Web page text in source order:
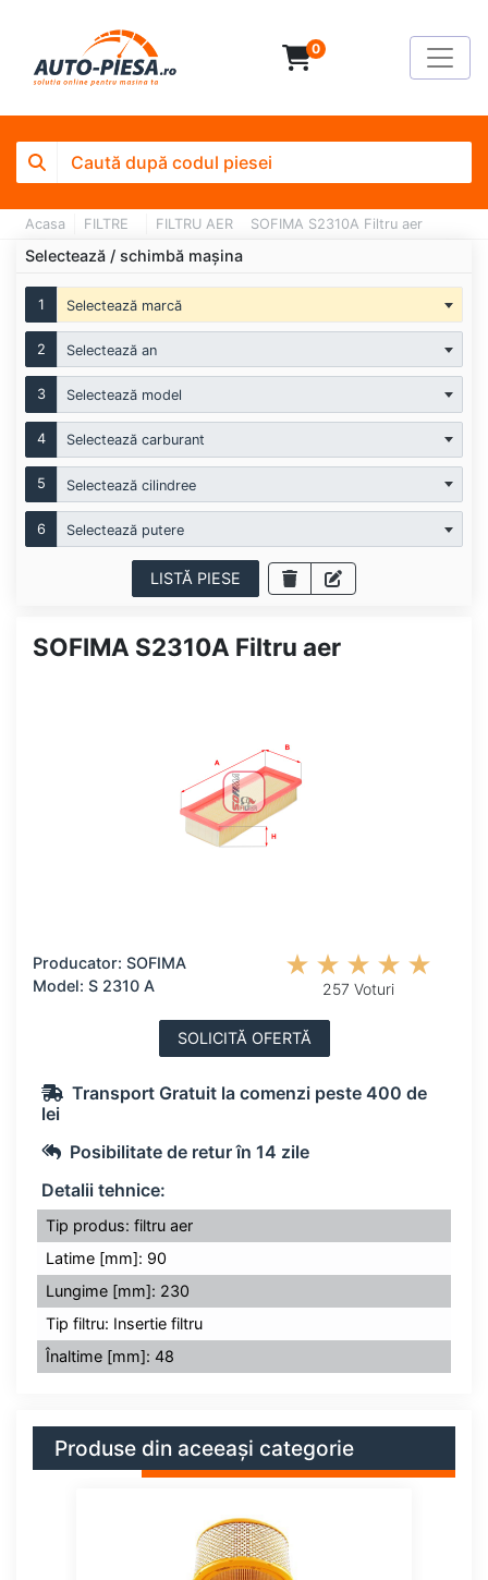
0
Acasa FILTRE FILTRU AER SOFIMA S2310A Filtru aer
Selectează / schimbă mașina
1 Selectează marcă
2 Selectează an
3 Selectează model
4 Selectează carburant
5 Selectează cilindree
6 Selectează putere
LISTĂ PIESE
SOFIMA S2310A Filtru aer
Producator: SOFIMA
Model: S 2310 A
257 Voturi
SOLICITĂ OFERTĂ
Transport Gratuit la comenzi peste 400 de
lei
Posibilitate de retur în 14 zile
Detalii tehnice:
Tip produs: filtru aer
Latime [mm]: 90
Lungime [mm]: 230
Tip filtru: Insertie filtru
Înaltime [mm]: 48
Produse din aceeași categorie